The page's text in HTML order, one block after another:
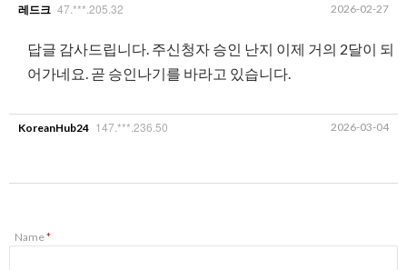
레드크 47.***.205.32 2026-02-27
답글 감사드립니다. 주신청자 승인 난지 이제 거의 2달이 되
어가네요. 곧 승인나기를 바라고 있습니다.
KoreanHub24 147.***.236.50 2026-03-04
Name*